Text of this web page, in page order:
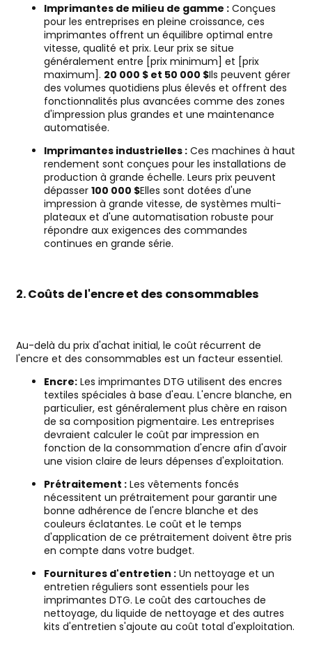
Imprimantes de milieu de gamme :Conçues
pour les entreprises en pleine croissance, ces
imprimantes offrent un équilibre optimal entre
vitesse, qualité et prix. Leur prix se situe
généralement entre [prix minimum] et [prix
maximum]. 20 000 $ et 50 000 $Ils peuvent gérer
des volumes quotidiens plus élevés et offrent des
fonctionnalités plus avancées comme des zones
d'impression plus grandes et une maintenance
automatisée.
Imprimantes industrielles :Ces machines à haut
rendement sont conçues pour les installations de
production à grande échelle. Leurs prix peuvent
dépasser 100 000 $Elles sont dotées d'une
impression à grande vitesse, de systèmes multi-
plateaux et d'une automatisation robuste pour
répondre aux exigences des commandes
continues en grande série.
2. Coûts de l'encre et des consommables
Au-delà du prix d'achat initial, le coût récurrent de
l'encre et des consommables est un facteur essentiel.
Encre:Les imprimantes DTG utilisent des encres
textiles spéciales à base d'eau. L'encre blanche, en
particulier, est généralement plus chère en raison
de sa composition pigmentaire. Les entreprises
devraient calculer le coût par impression en
fonction de la consommation d'encre afin d'avoir
une vision claire de leurs dépenses d'exploitation.
Prétraitement :Les vêtements foncés
nécessitent un prétraitement pour garantir une
bonne adhérence de l'encre blanche et des
couleurs éclatantes. Le coût et le temps
d'application de ce prétraitement doivent être pris
en compte dans votre budget.
Fournitures d'entretien :Un nettoyage et un
entretien réguliers sont essentiels pour les
imprimantes DTG. Le coût des cartouches de
nettoyage, du liquide de nettoyage et des autres
kits d'entretien s'ajoute au coût total d'exploitation.